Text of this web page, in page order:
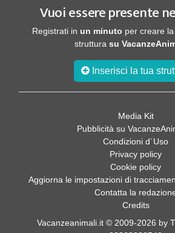
Vuoi essere presente
Registrati in un minuto per creare
struttura su
Inserisci la tua
Media Kit
Pubblicità su
Condizioni d´Uso
Privacy policy
Cookie policy
Aggiorna le impostazioni di
Contatta la
Credits
Vacanzeanimali.it © 2009-2026 by